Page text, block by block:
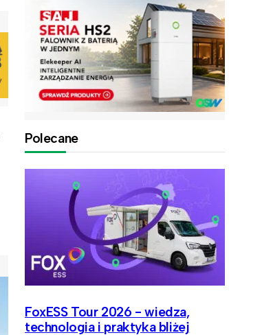
Polecane
FoxESS Tour 2026 - wiedza,
technologia i praktyka bliżej